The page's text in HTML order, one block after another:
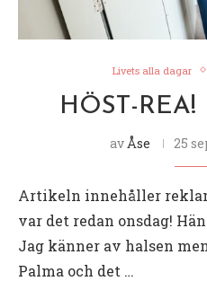
Livets alla dagar
HÖST-
av Åse 25
Artikeln innehåller
var det redan onsdag!
Jag känner av halsen
Palma och det …